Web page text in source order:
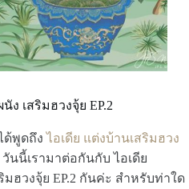
ง เสริมฮวงจุ้ย EP.2
ด้พูดถึงไอเดีย แต่งบ้านเสริมฮวง
วันนี้เรามาต่อกันกับ ไอเดีย
มฮวงจุ้ย EP.2 กันค่ะ สำหรับท่าใด